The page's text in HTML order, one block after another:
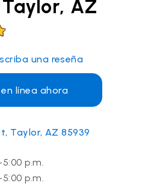
trasero
a domicilio
comercial
AZ
una reseña
línea ahora
Taylor, AZ 85939
p.m.
p.m.